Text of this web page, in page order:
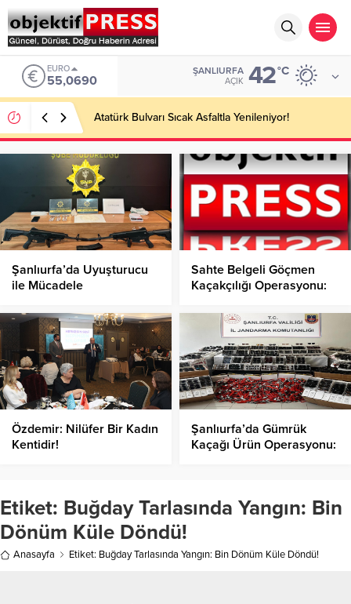
EURO
55,0690
ŞANLIURFA
AÇIK 42°C
Atatürk Bulvarı Sıcak Asfaltla Yenileniyor!
Şanlıurfa’da Uyuşturucu
ile Mücadele
Gözaltına Alındı
Sahte Belgeli Göçmen
Kaçakçılığı Operasyonu:
Özdemir: Nilüfer Bir Kadın
Kentidir!
Şanlıurfa’da Gümrük
Kaçağı Ürün Operasyonu:
Etiket: Buğday Tarlasında Yangın: Bin
Dönüm Küle Döndü!
Anasayfa Etiket: Buğday Tarlasında Yangın: Bin Dönüm Küle Döndü!